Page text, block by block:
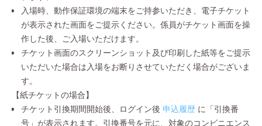
入場時、動作保証環境の端末をご持参いただき、電子チケット
が表示された画面をご提示ください。係員がチケット画面を操
作した後、ご入場いただけます。
チケット画面のスクリーンショット及び印刷した紙等をご提示
いただいた場合は入場をお断りさせていただく場合がございま
す。
【紙チケットの場合】
チケット引換期間開始後、ログイン後 申込履歴 に「引換番
号」が表示されます。引換番号を元に、対象のコンビニエンス